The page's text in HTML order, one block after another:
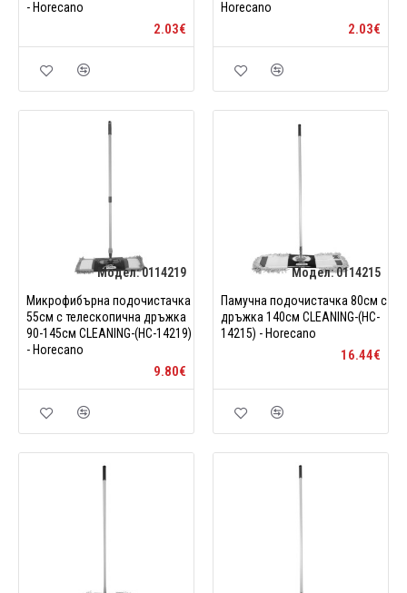
- Horecano
2.03€
Horecano
2.03€
Модел:0114219
Микрофибърна подочистачка
55см с телескопична дръжка
90-145см CLEANING-(HC-14219)
- Horecano
9.80€
Модел:0114215
Памучна подочистачка 80см с
дръжка 140см CLEANING-(HC-
14215) - Horecano
16.44€